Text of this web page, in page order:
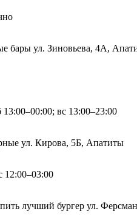
бары ул. Зиновьева, 4А,
вс 13:00–23:00
ул. Кирова, 5Б, Апатиты
12:00–03:00
лучший бургер ул.